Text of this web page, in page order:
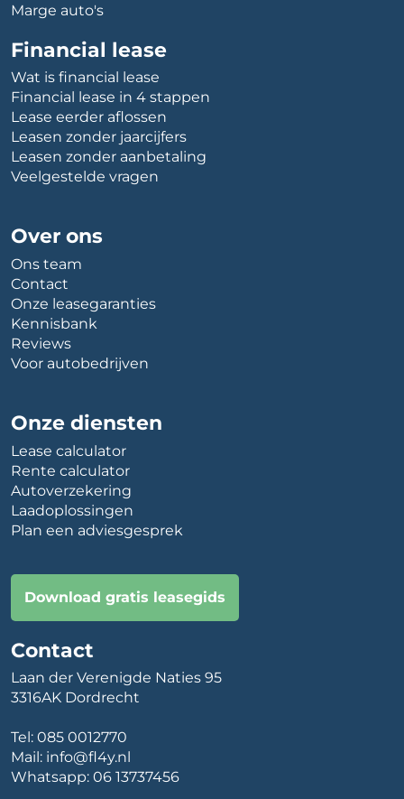
Marge auto's
Financial lease
Wat is financial lease
Financial lease in 4 stappen
Lease eerder aflossen
Leasen zonder jaarcijfers
Leasen zonder aanbetaling
Veelgestelde vragen
Over ons
Ons team
Contact
Onze leasegaranties
Kennisbank
Reviews
Voor autobedrijven
Onze diensten
Lease calculator
Rente calculator
Autoverzekering
Laadoplossingen
Plan een adviesgesprek
Download gratis leasegids
Contact
Laan der Verenigde Naties 95
3316AK Dordrecht
Tel: 085 0012770
Mail: info@fl4y.nl
Whatsapp: 06 13737456